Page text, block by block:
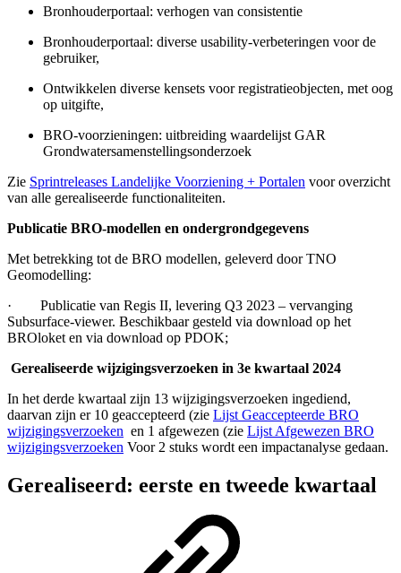
Bronhouderportaal: verhogen van consistentie
Bronhouderportaal: diverse usability-verbeteringen voor de
gebruiker,
Ontwikkelen diverse kensets voor registratieobjecten, met oog
op uitgifte,
BRO-voorzieningen: uitbreiding waardelijst GAR
Grondwatersamenstellingsonderzoek
Zie Sprintreleases Landelijke Voorziening + Portalen voor overzicht
van alle gerealiseerde functionaliteiten.
Publicatie BRO-modellen en ondergrondgegevens
Met betrekking tot de BRO modellen, geleverd door TNO
Geomodelling:
· Publicatie van Regis II, levering Q3 2023 – vervanging
Subsurface-viewer. Beschikbaar gesteld via download op het
BROloket en via download op PDOK;
Gerealiseerde wijzigingsverzoeken in 3e kwartaal 2024
In het derde kwartaal zijn 13 wijzigingsverzoeken ingediend,
daarvan zijn er 10 geaccepteerd (zie Lijst Geaccepteerde BRO
wijzigingsverzoeken en 1 afgewezen (zie Lijst Afgewezen BRO
wijzigingsverzoeken Voor 2 stuks wordt een impactanalyse gedaan.
Gerealiseerd: eerste en tweede kwartaal